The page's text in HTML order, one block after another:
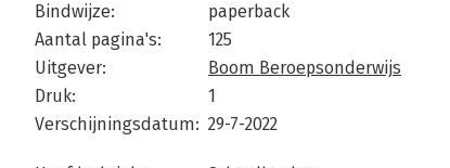
Bindwijze:
paperback
Aantal pagina's:
125
Uitgever:
Boom Beroepsonderwijs
Druk:
1
Verschijningsdatum: 29-7-2022